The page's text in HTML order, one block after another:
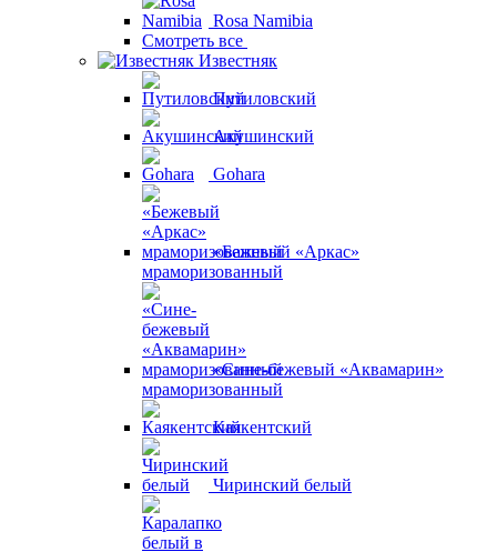
Rosa Namibia
Смотреть все
Известняк
Путиловский
Акушинский
Gohara
«Бежевый «Аркас»
мраморизованный
«Сине-бежевый «Аквамарин»
мраморизованный
Каякентский
Чиринский белый